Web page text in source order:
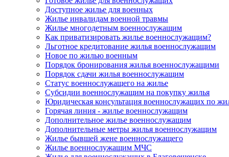
Доступное жилье для военных
Жилье инвалидам военной травмы
Жилье многодетным военнослужащим
Как приватизировать жилье военнослужащим?
Льготное кредитование жилья военнослужащим
Новое по жилью военным
Порядок бронирования жилья военнослужащими
Порядок сдачи жилья военнослужащим
Статус военнослужащего на жилье
Субсидии военнослужащим на покупку жилья
Юридическая консультация военнослужащих по
Горячая линия - жилье военнослужащим
Дополнительное жилье военнослужащим
Дополнительные метры жилья военнослужащим
Жилье бывшей жене военнослужащего
Жилье военнослужащим МЧС